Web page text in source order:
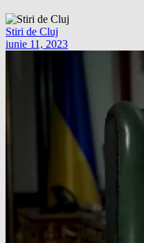
Stiri de Cluj
iunie 11, 2023